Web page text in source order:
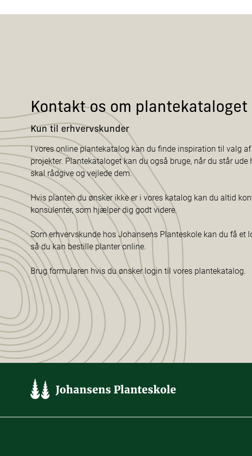
Kontakt os om plantekataloget
Kun til erhvervskunder
I vores online plantekatalog kan du finde inspiration til valg
projekter. Plantekataloget kan du også bruge, når du står ude
skal rådgive og vejlede dem.
Hvis planten du ønsker ikke er i vores katalog kan du altid
konsulenter, som hjælper dig godt videre.
Som erhvervskunde hos Johansens Planteskole kan du få et
så du kan bestille planter online.
Brug formularen hvis du ønsker login til vores plantekatalog.